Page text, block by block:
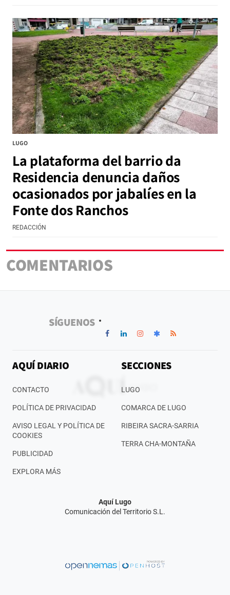
LUGO
La plataforma del barrio da
Residencia denuncia daños
ocasionados por jabalíes en la
Fonte dos Ranchos
REDACCIÓN
COMENTARIOS
SÍGUENOS
AQUÍ DIARIO
CONTACTO
POLÍTICA DE PRIVACIDAD
AVISO LEGAL Y POLÍTICA DE
COOKIES
PUBLICIDAD
EXPLORA MÁS
SECCIONES
LUGO
COMARCA DE LUGO
RIBEIRA SACRA-SARRIA
TERRA CHA-MONTAÑA
Aquí Lugo
Comunicación del Territorio S.L.